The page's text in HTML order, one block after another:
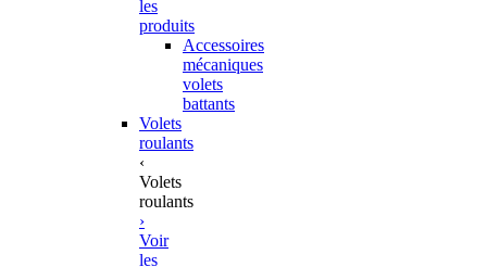
les
produits
Accessoires
mécaniques
volets
battants
Volets
roulants
‹
Volets
roulants
›
Voir
les